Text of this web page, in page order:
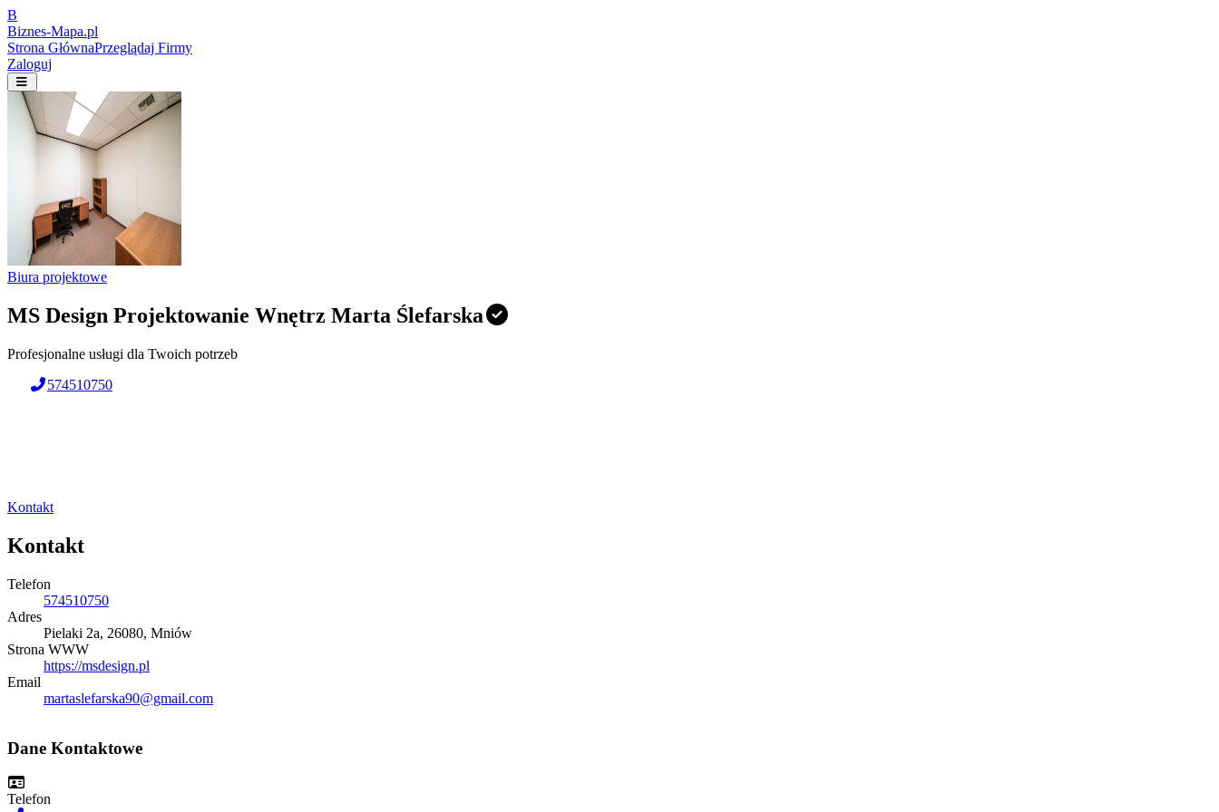
B
Biznes-Mapa.pl
Strona GłównaPrzeglądaj Firmy
Zaloguj
Biura projektowe
MS Design Projektowanie Wnętrz Marta Ślefarska
Profesjonalne usługi dla Twoich potrzeb
574510750
Kontakt
Kontakt
Telefon
574510750
Adres
Pielaki 2a, 26080, Mniów
Strona WWW
https://msdesign.pl
Email
martaslefarska90@gmail.com
Dane Kontaktowe
Telefon